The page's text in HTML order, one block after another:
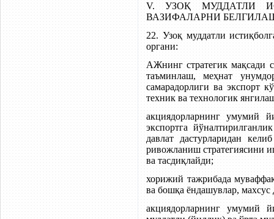
V. УЗОҚ МУДДАТЛИ
ВАЗИФАЛАРНИ
22. Узоқ муддатли
органи:
АЖнинг стратегик мақсади
таъминлаш, меҳнат
самарадорлиги ва экспорт
техник ва технологик
акциядорларнинг умумий
экспортга
давлат дастурларидан
ривожланиш стратегиясини
ва тасдиқлайди;
хорижий тажрибада
ва бошқа ёндашувлар, махсус
акциядорларнинг умумий